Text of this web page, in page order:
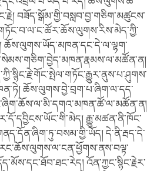
བཟོད་སྒོམ་གྱི་བསླབ་བྱ་གཅིག་མཚུངས་
ཆོས་ལུགས་བྱེ་བྲག་པ་ཞིག་ལ་དད་
རྒྱུ་མཚན་ནི་ཁོང་
དེ་ནི་རྦད་དེ་
འོན་ཀྱང་སྙིང་རྗེར་